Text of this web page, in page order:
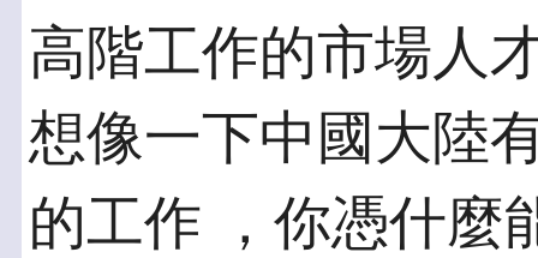
高階工作的市場人
想像一下中國大陸
的工作 ，你憑什麼